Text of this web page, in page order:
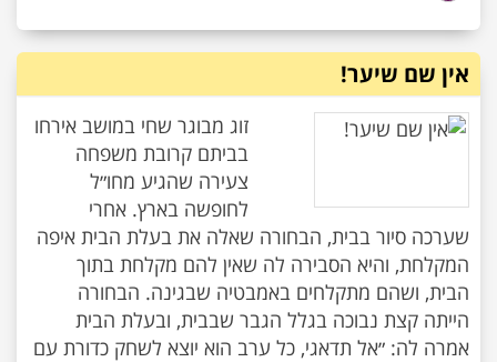
אין שם שיער!
זוג מבוגר שחי במושב אירחו
בביתם קרובת משפחה
צעירה שהגיע מחו״ל
לחופשה בארץ. אחרי
שערכה סיור בבית, הבחורה שאלה את בעלת הבית איפה
המקלחת, והיא הסבירה לה שאין להם מקלחת בתוך
הבית, ושהם מתקלחים באמבטיה שבגינה. הבחורה
הייתה קצת נבוכה בגלל הגבר שבבית, ובעלת הבית
אמרה לה: ״אל תדאגי, כל ערב הוא יוצא לשחק כדורת עם